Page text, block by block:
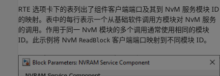
RTE 选项卡下的表列出了组件客户端端口及其到 NvM 服务模块 ID
的映射。表中的每行表示一个从基础软件调用方模块对 NvM 服务
的调用。作用于同一 NvM 模块的多个调用通常使用相同的模块
ID。此示例将 NvM ReadBlock 客户端端口映射到不同模块 ID。